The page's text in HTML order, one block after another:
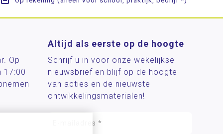
Op
17:00
Altijd als eerste op de hoogte
Schrijf u in voor onze wekelijkse
nieuwsbrief en blijf op de hoogte
van acties en de nieuwste
ontwikkelingsmaterialen!